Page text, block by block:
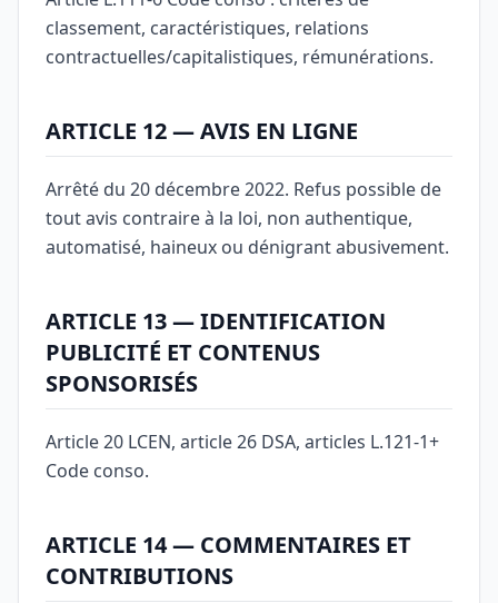
classement, caractéristiques, relations
contractuelles/capitalistiques, rémunérations.
ARTICLE 12 — AVIS EN LIGNE
Arrêté du 20 décembre 2022. Refus possible de
tout avis contraire à la loi, non authentique,
automatisé, haineux ou dénigrant abusivement.
ARTICLE 13 — IDENTIFICATION
PUBLICITÉ ET CONTENUS
SPONSORISÉS
Article 20 LCEN, article 26 DSA, articles L.121-1+
Code conso.
ARTICLE 14 — COMMENTAIRES ET
CONTRIBUTIONS